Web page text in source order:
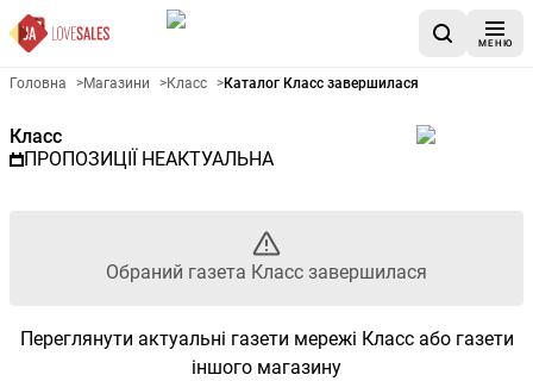
МЕНЮ
Рекламна газета Класс -
Головна >Магазини >Класс >Каталог Класс завершилася
Класс
ПРОПОЗИЦІЇ НЕАКТУАЛЬНА
Обраний газета Класс завершилася
Переглянути актуальні газети мережі Класс або газети
іншого магазину